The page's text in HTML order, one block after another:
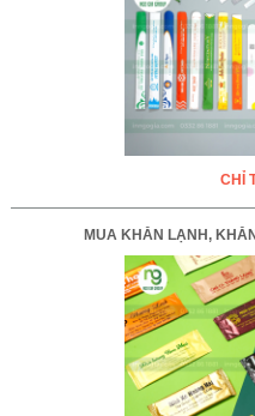
CHỈ
MUA KHĂN LẠNH,